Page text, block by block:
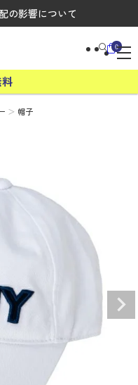
の影響について
0
帽子